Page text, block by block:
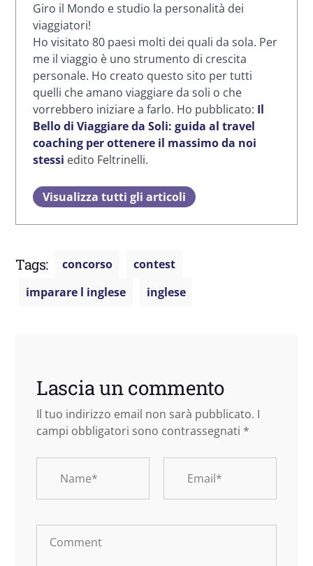
Giro il Mondo e studio la personalità dei
viaggiatori!
Ho visitato 80 paesi molti dei quali da sola. Per
me il viaggio è uno strumento di crescita
personale. Ho creato questo sito per tutti
quelli che amano viaggiare da soli o che
vorrebbero iniziare a farlo. Ho pubblicato: Il
Bello di Viaggiare da Soli: guida al travel
coaching per ottenere il massimo da noi
stessi edito Feltrinelli.
Visualizza tutti gli articoli
Tags: concorso
contest
imparare l inglese
inglese
Lascia un commento
Il tuo indirizzo email non sarà pubblicato. I
campi obbligatori sono contrassegnati *